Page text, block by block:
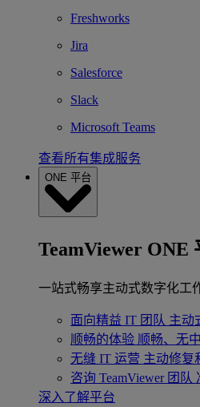
Freshworks
Jira
Salesforce
Slack
Microsoft Teams
查看所有集成服务
ONE 平台
TeamViewer ONE
一站式畅享主动式数字化工
面向精益 IT 团队 主动
顺畅的体验 顺畅、无
无缝 IT 运营 主动修复
咨询 TeamViewer 团队
深入了解平台